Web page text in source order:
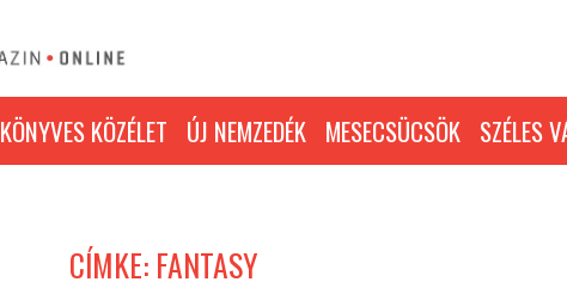
KÖNYVES KÖZÉLET ÚJ NEMZEDÉK MESECSÜCSÖK SZÉLES
CÍMKE: FANTASY